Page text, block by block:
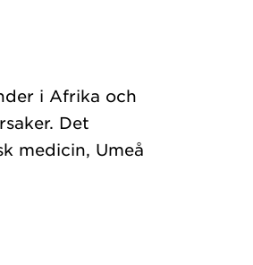
i Afrika och
Det
medicin, Umeå